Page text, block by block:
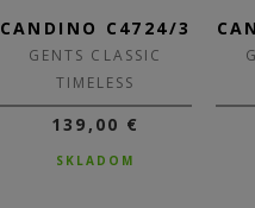
CANDINO C4724/3
GENTS CLASSIC
TIMELESS
139,00 €
SKLADOM